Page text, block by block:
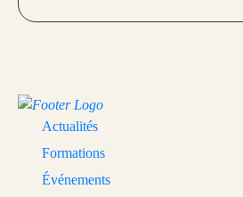
Actualités
Formations
Événements